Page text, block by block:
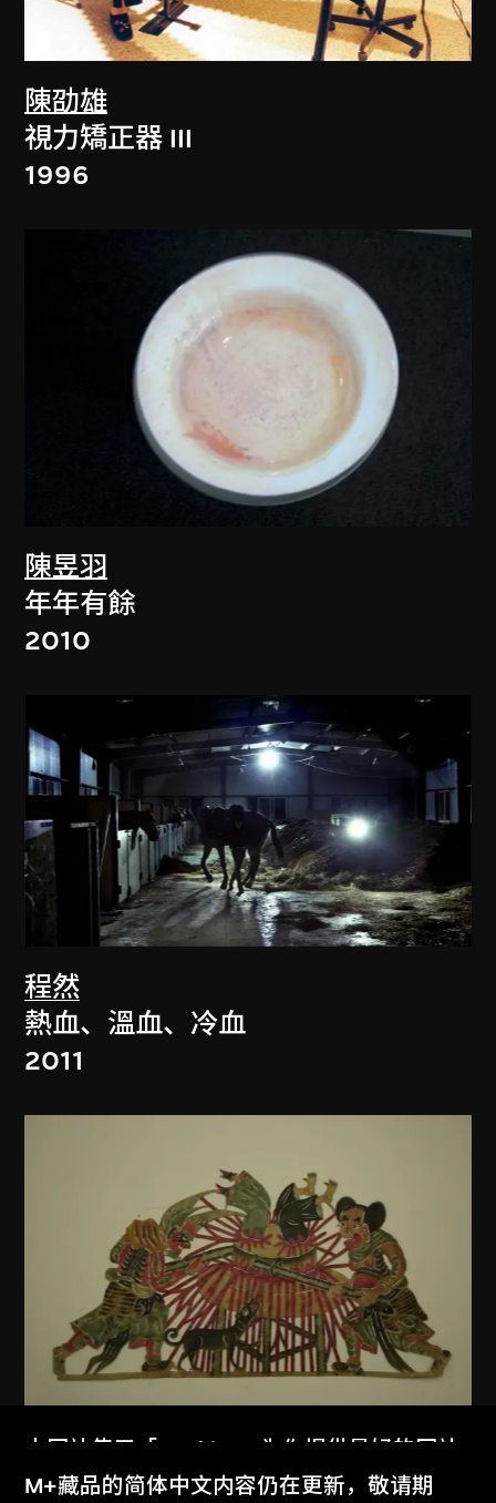
陳劭雄
視力矯正器 III
1996
陳昱羽
年年有餘
2010
程然
熱血、溫血、冷血
2011
皮影三老
本网站使用「Cookies」为你提供最好的网站
体验。
M+藏品的简体中文内容仍在更新，敬请期